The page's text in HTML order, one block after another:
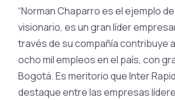
“Norman Chaparro es el ejemplo
visionario, es un gran líder
través de su compañía contribuye
ocho mil empleos en el país, con
Bogotá. Es meritorio que Inter
destaque entre las empresas